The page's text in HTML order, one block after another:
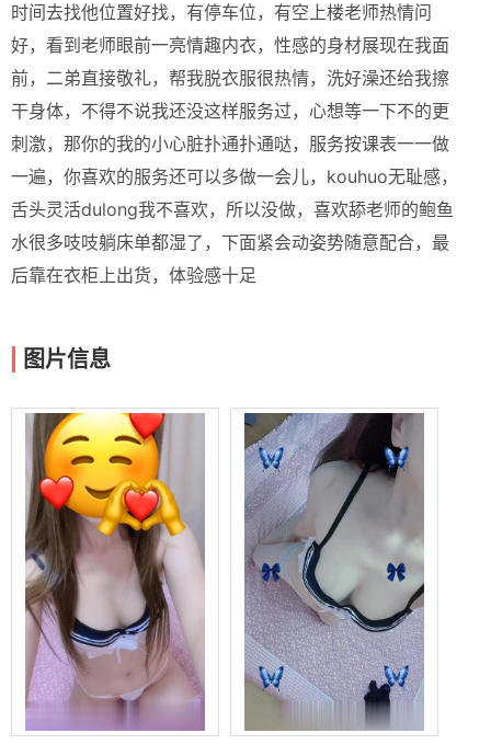
时间去找他位置好找，有停车位，有空上楼老师热情问
好，看到老师眼前一亮情趣内衣，性感的身材展现在我面
前，二弟直接敬礼，帮我脱衣服很热情，洗好澡还给我擦
干身体，不得不说我还没这样服务过，心想等一下不的更
刺激，那你的我的小心脏扑通扑通哒，服务按课表一一做
一遍，你喜欢的服务还可以多做一会儿，kouhuo无耻感，
舌头灵活dulong我不喜欢，所以没做，喜欢舔老师的鲍鱼
水很多吱吱躺床单都湿了，下面紧会动姿势随意配合，最
后靠在衣柜上出货，体验感十足
图片信息